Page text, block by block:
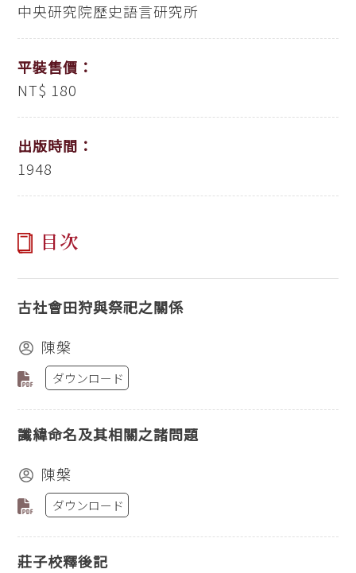
中央研究院歷史語言研究所
平裝售價：
NT$ 180
出版時間：
1948
目次
古社會田狩與祭祀之關係
陳槃
ダウンロード
讖緯命名及其相關之諸問題
陳槃
ダウンロード
莊子校釋後記